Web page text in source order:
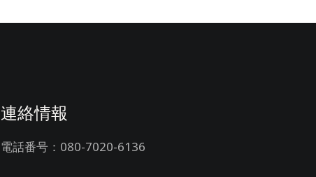
連絡情報
電話番号：080-7020-6136